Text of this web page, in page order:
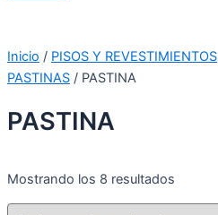
Inicio / PISOS Y REVESTIMIENTOS
PASTINAS / PASTINA
PASTINA
Mostrando los 8 resultados